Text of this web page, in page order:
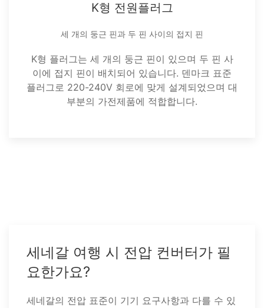
K형 전원플러그
세 개의 둥근 핀과 두 핀 사이의 접지 핀
K형 플러그는 세 개의 둥근 핀이 있으며 두 핀 사
이에 접지 핀이 배치되어 있습니다. 덴마크 표준
플러그로 220-240V 회로에 맞게 설계되었으며 대
부분의 가전제품에 적합합니다.
세네갈 여행 시 전압 컨버터가 필
요한가요?
세네갈의 전압 표준이 기기 요구사항과 다를 수 있